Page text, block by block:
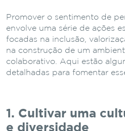
Promover o sentimento de
envolve uma série de ações
focadas na inclusão,
na construção de um
colaborativo. Aqui estão
detalhadas para fomentar
1. Cultivar uma
e diversidade